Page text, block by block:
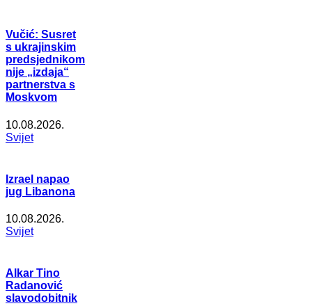
Vučić: Susret
s ukrajinskim
predsjednikom
nije „izdaja“
partnerstva s
Moskvom
10.08.2026.
Svijet
Izrael napao
jug Libanona
10.08.2026.
Svijet
Alkar Tino
Radanović
slavodobitnik